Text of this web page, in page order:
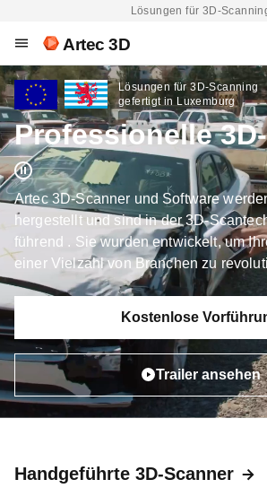
Lösungen für 3D-
Artec 3D
Professionelle
Lösungen für 3D-Scanning
gefertigt in Luxemburg
Artec 3D-Scanner und Software
hergestellt und sind in der 3D-
führend . Sie wurden entwickelt, um
einer Vielzahl von Branchen zu
Kostenlose
Trailer ansehen
Handgeführte 3D-Scanner